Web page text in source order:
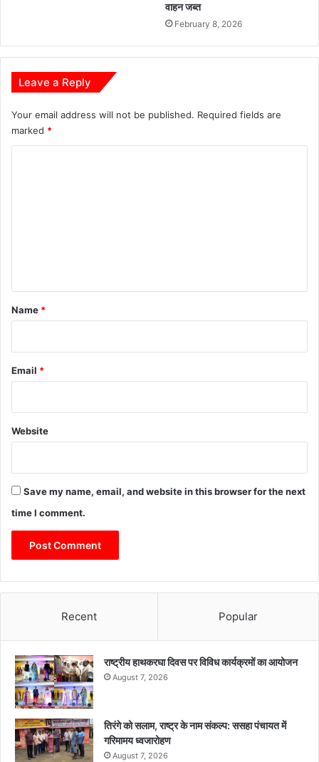
ई
डी
का
नि
लं
,
म
त
वि
त
वाहन जब्त
February 8, 2026
Leave a Reply
Your email address will not be published. Required fields are
marked *
*
Name *
Email *
Website
Save my name, email, and website in this browser for the next
time I comment.
Recent Popular
राष्ट्रीय हाथकरघा दिवस पर विविध कार्यक्रमों का आयोजन
August 7, 2026
तिरंगे को सलाम, राष्ट्र के नाम संकल्प: ससहा पंचायत में
गरिमामय ध्वजारोहण
August 7, 2026